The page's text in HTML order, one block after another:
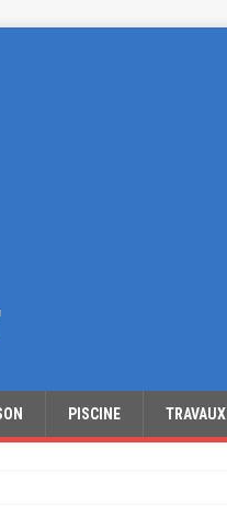
PISCINE TRAVAUX